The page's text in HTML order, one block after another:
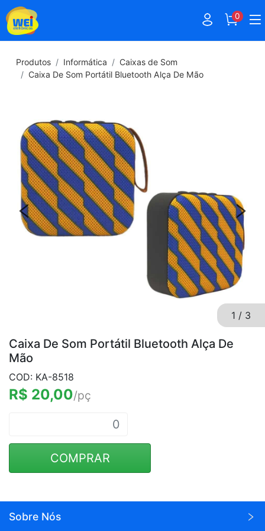
0
Produtos Informática
Caixas de Som
Caixa De Som Portátil Bluetooth Alça De Mão
1 / 3
Caixa De Som Portátil Bluetooth Alça De
Mão
COD: KA-8518
R$ 20,00/pç
COMPRAR
Sobre Nós